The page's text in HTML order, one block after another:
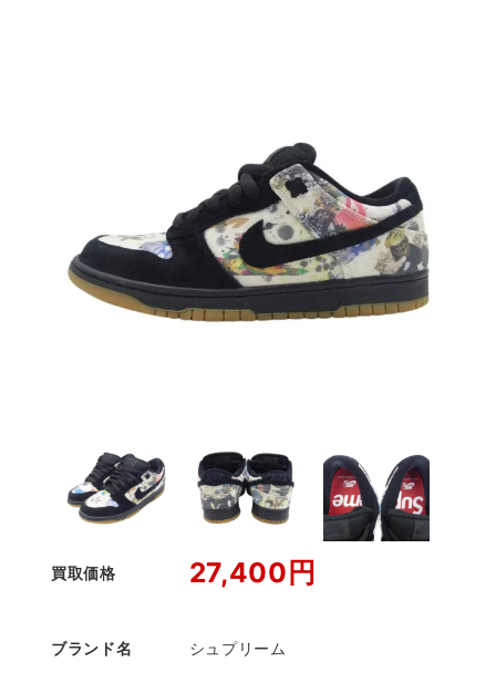
買取価格 27,400円
ブランド名 シュプリーム